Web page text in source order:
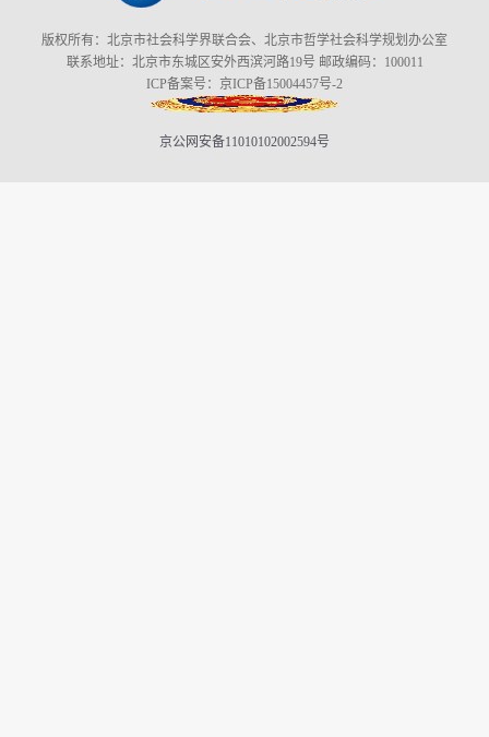
版权所有：北京市社会科学界联合会、北京市哲学社会科学规划办公室
联系地址：北京市东城区安外西滨河路19号 邮政编码：100011
ICP备案号：京ICP备15004457号-2
京公网安备11010102002594号